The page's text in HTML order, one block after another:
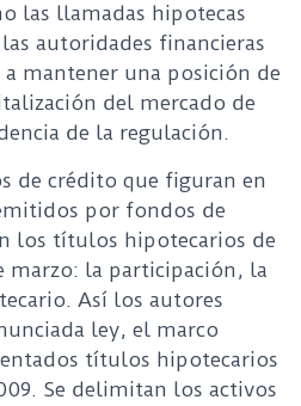
las llamadas hipotecas
autoridades financieras
mantener una posición de
del mercado de
de la regulación.
de crédito que figuran en
por fondos de
los títulos hipotecarios de
marzo: la participación, la
Así los autores
ley, el marco
títulos hipotecarios
Se delimitan los activos